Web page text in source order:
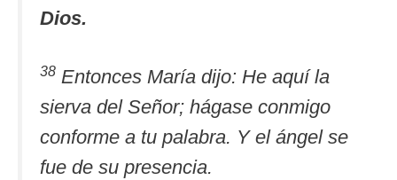
Dios.
38 Entonces María dijo: He aquí la
sierva del Señor; hágase conmigo
conforme a tu palabra. Y el ángel se
fue de su presencia.